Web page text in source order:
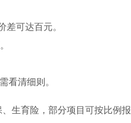
可达百元。
看清细则。
生育险，部分项目可按比例报